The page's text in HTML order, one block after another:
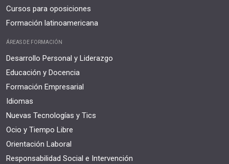
Cursos para oposiciones
Formación latinoamericana
ÁREAS DE FORMACIÓN
Desarrollo Personal y Liderazgo
Educación y Docencia
Formación Empresarial
Idiomas
Nuevas Tecnologías y Tics
Ocio y Tiempo Libre
Orientación Laboral
Responsabilidad Social e Intervención